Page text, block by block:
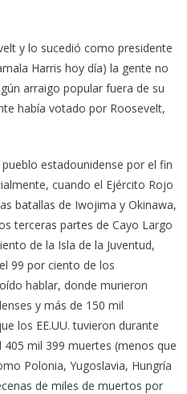
y lo sucedió como presidente
Harris hoy día) la gente no
arraigo popular fuera de su
había votado por Roosevelt,
estadounidense por el fin
cuando el Ejército Rojo
batallas de Iwojima y Okinawa,
terceras partes de Cayo Largo
de la Isla de la Juventud,
99 por ciento de los
hablar, donde murieron
y más de 150 mil
los EE.UU. tuvieron durante
mil 399 muertes (menos que
Polonia, Yugoslavia, Hungría
de miles de muertos por